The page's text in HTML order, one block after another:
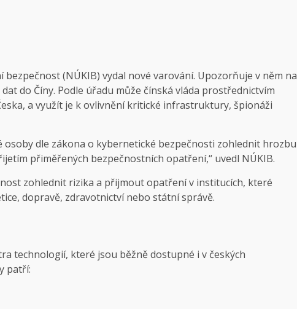
(NÚKIB) vydal nové varování. Upozorňuje v něm na
do Číny. Podle úřadu může čínská vláda prostřednictvím
a využít je k ovlivnění kritické infrastruktury, špionáži
osoby dle zákona o kybernetické bezpečnosti zohlednit hrozbu
přiměřených bezpečnostních opatření,“ uvedl NÚKIB.
zohlednit rizika a přijmout opatření v institucích, které
dopravě, zdravotnictví nebo státní správě.
technologií, které jsou běžně dostupné i v českých
patří: